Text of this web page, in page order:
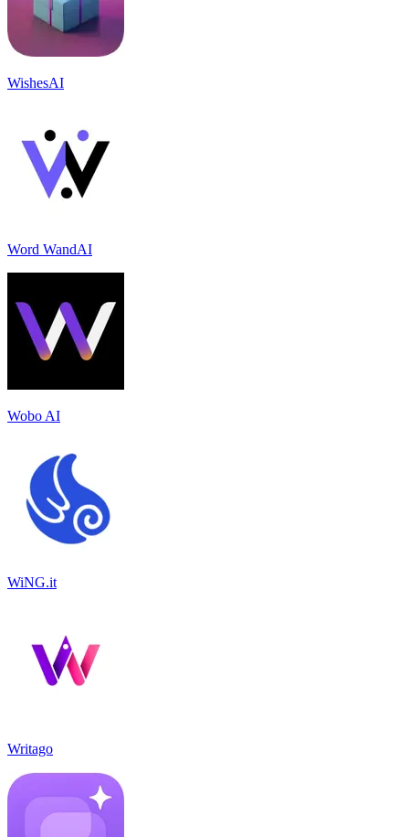
WishesAI
Word WandAI
Wobo AI
WiNG.it
Writago